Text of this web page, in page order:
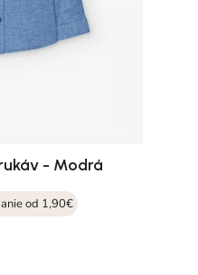
- Modrá
od 1,90€